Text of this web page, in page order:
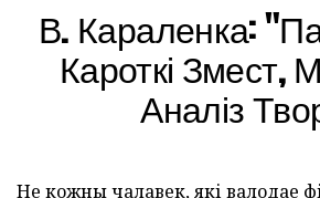
В. Караленка:
Кароткі Змест,
Аналіз
Не кожны чалавек, які валодае